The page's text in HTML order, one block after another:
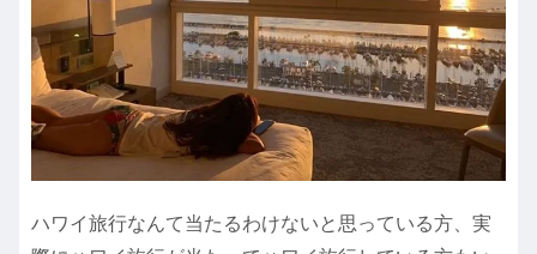
ハワイ旅行なんて当たるわけないと思っている方、実